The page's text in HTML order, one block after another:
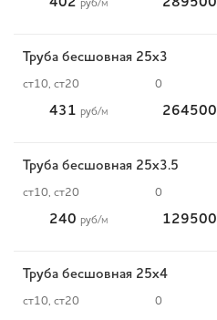
402 руб/м 289500
Труба бесшовная 25х3
ст10, ст20 0
431 руб/м 264500
Труба бесшовная 25х3.5
ст10, ст20 0
240 руб/м 129500
Труба бесшовная 25х4
ст10, ст20 0